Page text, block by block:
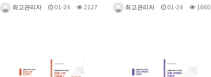
최고관리자 01-24 2127 최고관리자 01-24 1660